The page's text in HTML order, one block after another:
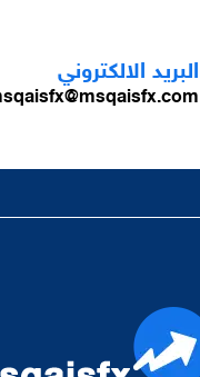
البريد الالكتروني